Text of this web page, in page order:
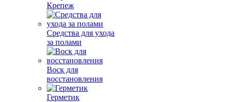
Крепеж
Средства для ухода
за полами
Воск для
восстановления
Герметик